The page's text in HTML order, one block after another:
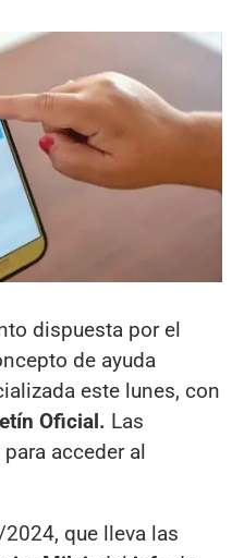
dispuesta por el
de ayuda
este lunes, con
Oficial. Las
acceder al
que lleva las